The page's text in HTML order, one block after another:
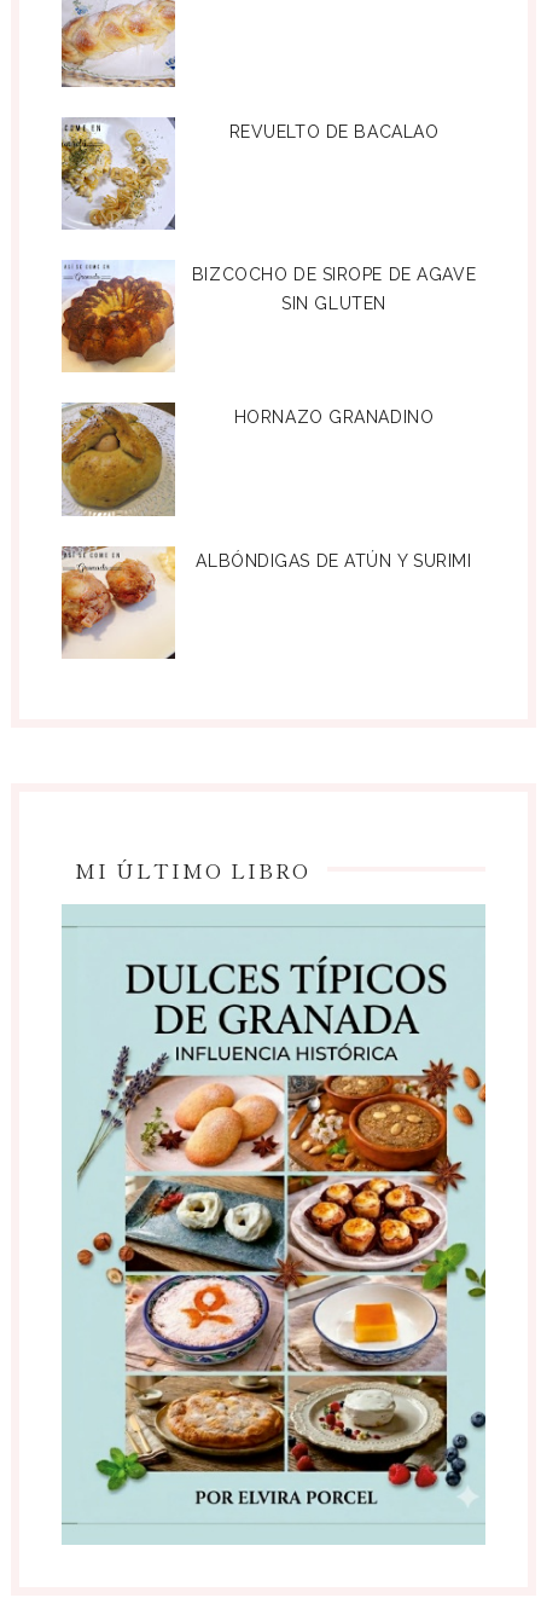
REVUELTO DE BACALAO
BIZCOCHO DE SIROPE DE AGAVE
SIN GLUTEN
HORNAZO GRANADINO
ALBÓNDIGAS DE ATÚN Y SURIMI
MI ÚLTIMO LIBRO